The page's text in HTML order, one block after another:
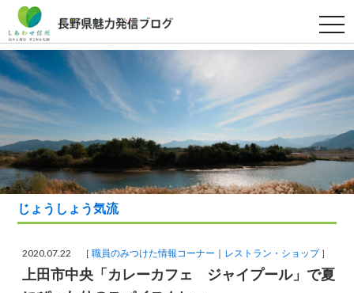
t
o
g
l
e
n
a
g
a
t
o
じょうしょう気流
2020.07.22 ［職員のみつけた情報コーナー レストラン・ショップ］
上田市中央「カレーカフェ ジャイプール」で夏